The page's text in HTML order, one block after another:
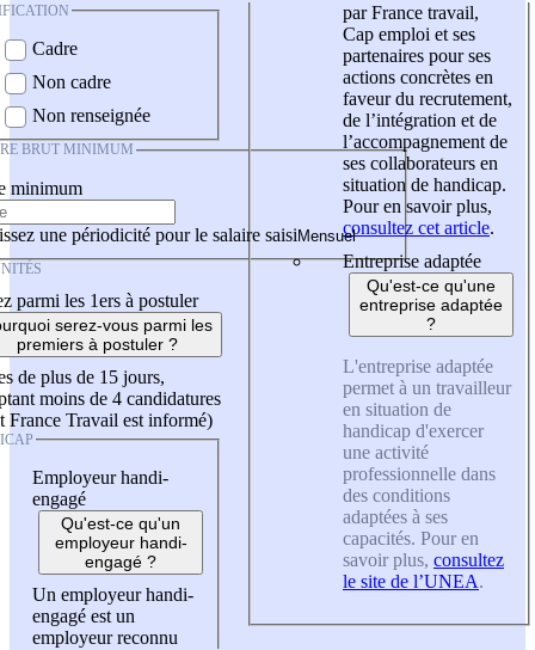
Cadre
Non cadre
Non renseignée
BRUT MINIMUM
minimum
une périodicité pour le salaire saisi
parmi les 1ers à postuler
serez-vous parmi les
premiers à postuler ?
de plus de 15 jours,
moins de 4 candidatures
France Travail est informé)
Employeur handi-
engagé
Qu'est-ce qu'un
employeur handi-
engagé ?
Un employeur handi-
engagé est un
employeur reconnu
par France travail,
Cap emploi et ses
partenaires pour ses
actions concrètes en
faveur du recrutement,
de l’intégration et de
l’accompagnement de
ses collaborateurs en
situation de handicap.
Pour en savoir plus,
consultez cet article.
Entreprise adaptée
Qu'est-ce qu'une
entreprise adaptée
?
L'entreprise adaptée
permet à un travailleur
en situation de
handicap d'exercer
une activité
professionnelle dans
des conditions
adaptées à ses
capacités. Pour en
savoir plus, consultez
le site de l’UNEA.